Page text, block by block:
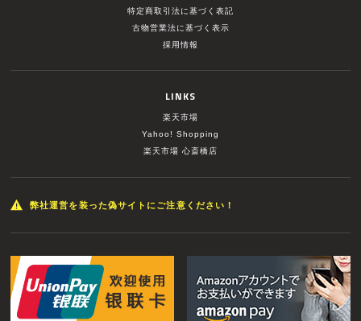
特定商取引法に基づく表記
古物営業法に基づく表示
採用情報
LINKS
楽天市場
Yahoo! Shopping
楽天市場 心斎橋店
弊社運営を装った偽サイトにご注意ください！